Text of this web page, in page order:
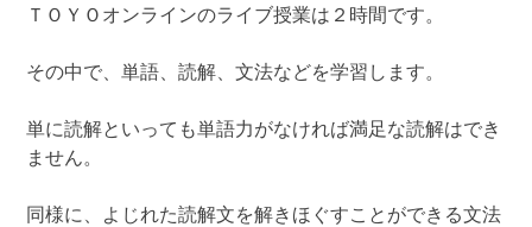
ＴＯＹＯオンラインのライブ授業は２時間です。
その中で、単語、読解、文法などを学習します。
単に読解といっても単語力がなければ満足な読解はでき
ません。
同様に、よじれた読解文を解きほぐすことができる文法